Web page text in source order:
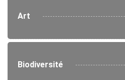
Art
Biodiversité